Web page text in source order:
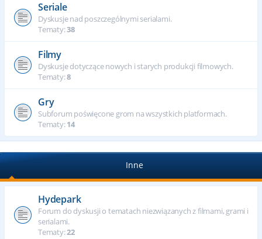
Seriale
Dyskusje nad poszczególnymi serialami.
Tematy:38
Filmy
Dyskusje dotyczące nowych i starych produkcji filmowych.
Tematy:8
Gry
Subforum poświęcone grom na wszystkich platformach.
Tematy:14
Inne
Hydepark
Forum do dyskusji o tematach niezwiązanych z filmami, grami i
serialami.
Tematy:22